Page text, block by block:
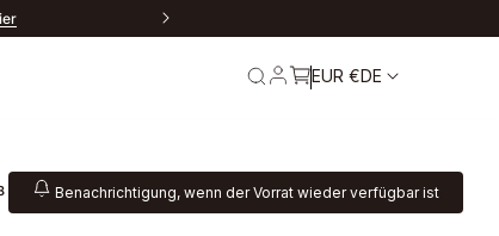
EUR €DE
Benachrichtigung, wenn der Vorrat wieder verfügbar ist